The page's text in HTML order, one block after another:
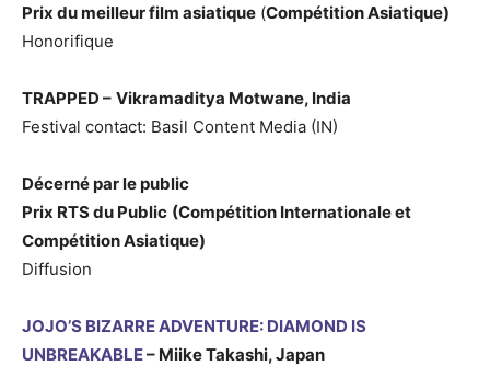
Prix du meilleur film asiatique (Compétition Asiatique)
Honorifique
TRAPPED – Vikramaditya Motwane, India
Festival contact: Basil Content Media (IN)
Décerné par le public
Prix RTS du Public (Compétition Internationale et
Compétition Asiatique)
Diffusion
JOJO’S BIZARRE ADVENTURE: DIAMOND IS
UNBREAKABLE– Miike Takashi, Japan